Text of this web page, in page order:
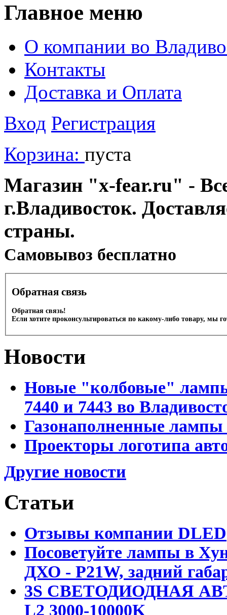
Главное меню
О компании во
Контакты
Доставка и Оплата
Вход Регистрация
Корзина: пуста
Магазин "x-fear.ru" -
г.Владивосток.
страны.
Cамовывоз бесплатно
Обратная связь
Обратная связь!
Если хотите проконсультироваться по какому-либо товару, мы
Новости
Новые "колбовые"
7440 и 7443 во
Газонаполненные лампы
Проекторы логотипа
Другие новости
Статьи
Отзывы компании DLED
Посоветуйте лампы в
ДХО - P21W, задний
3S СВЕТОДИОДНАЯ
L2 3000-10000K